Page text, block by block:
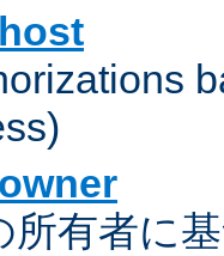
所有者に